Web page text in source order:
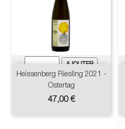
Heissenberg Riesling 2021 -
Ostertag
Prix
47,00 €